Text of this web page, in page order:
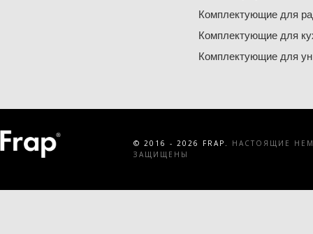
Комплектующие для
Комплектующие для
Комплектующие для
© 2016 - 2026 FRAP.
НАСТОЯЩИЕ
ЗАЩИЩЕНЫ